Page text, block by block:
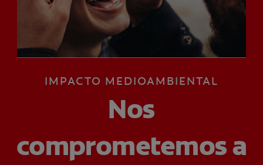
CHEQUEO DE SALUD BUCAL
CORRESPONDENCIA DE PRODUCTOS
PARA PROFESIONALES
IMPACTO MEDIOAMBIENTAL
Nos
comprometemos a